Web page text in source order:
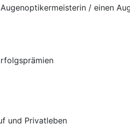
/ einen
und Privatleben